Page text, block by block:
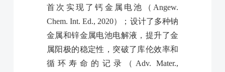
首次实现了钙金属电池（Angew.
Chem. Int. Ed., 2020）；设计了多种钠
金属和锌金属电池电解液，提升了金
属阳极的稳定性，突破了库伦效率和
循环寿命的记录（Adv. Mater.,